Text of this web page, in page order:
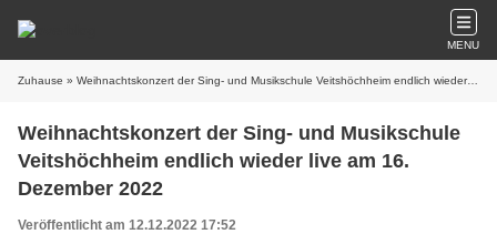
MENU
Zuhause » Weihnachtskonzert der Sing- und Musikschule Veitshöchheim endlich wieder live am 16. Dezember 2022
Weihnachtskonzert der Sing- und Musikschule
Veitshöchheim endlich wieder live am 16.
Dezember 2022
Veröffentlicht am 12.12.2022 17:52